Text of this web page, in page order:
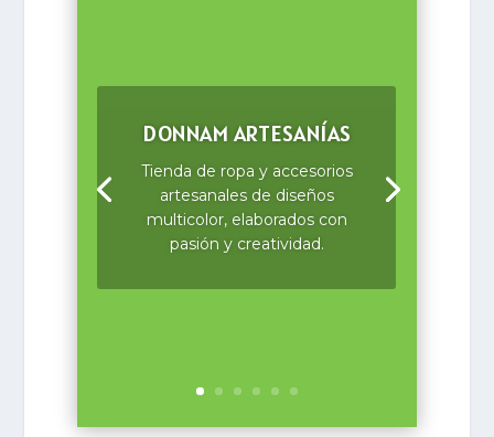
SERVICIO DE AGUA EN
PIPA «ADELITA»
Servicio de agua potable en
pipa, llenado y lavado de
y cisternas.